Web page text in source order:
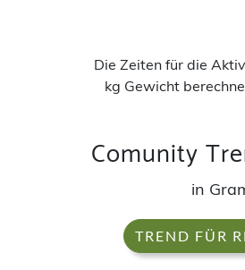
Die Zeiten für die
kg Gewicht
Comunity
in
TREND FÜR